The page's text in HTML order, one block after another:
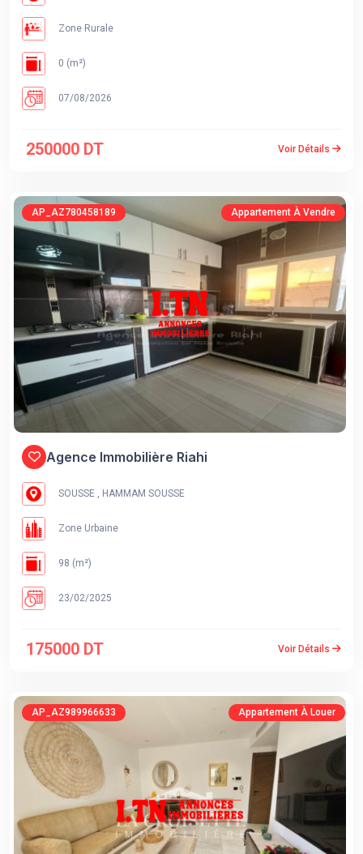
Zone Rurale
0 (m²)
07/08/2026
250000 DT Voir Détails
AP_AZ780458189 Appartement À Vendre
Agence Immobilière Riahi
SOUSSE , HAMMAM SOUSSE
Zone Urbaine
98 (m²)
23/02/2025
175000 DT Voir Détails
AP_AZ989966633 Appartement À Louer